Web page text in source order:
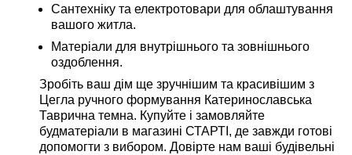
Сантехніку та електротовари для облаштування
вашого житла.
Матеріали для внутрішнього та зовнішнього
оздоблення.
Зробіть ваш дім ще зручнішим та красивішим з
Цегла ручного формування Катеринославська
Таврична темна. Купуйте і замовляйте
будматеріали в магазині СТАРТІ, де завжди готові
допомогти з вибором. Довірте нам ваші будівельні